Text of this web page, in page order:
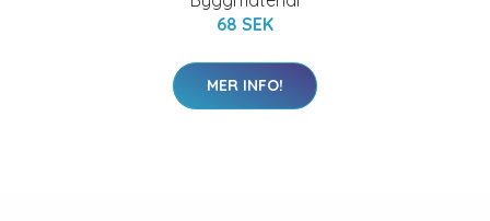
68 SEK
MER INFO!